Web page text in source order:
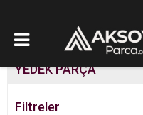
YEDEK PARÇA
Filtreler